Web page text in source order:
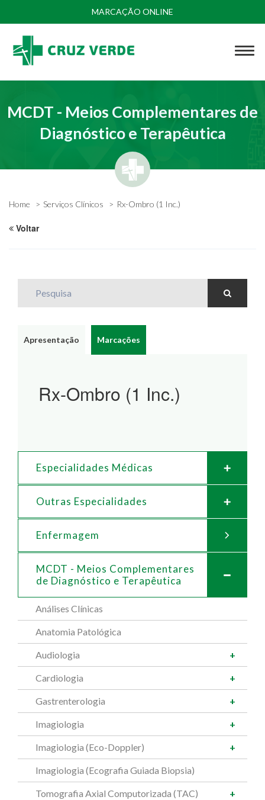
MARCAÇÃO ONLINE
MCDT - Meios Complementares de
Diagnóstico e Terapêutica
Home Serviços Clínicos Rx-Ombro (1 Inc.)
Voltar
Apresentação Marcações
Rx-Ombro (1 Inc.)
Especialidades Médicas
Outras Especialidades
Enfermagem
MCDT - Meios Complementares
de Diagnóstico e Terapêutica
Análises Clínicas
Anatomia Patológica
Audiologia
Cardiologia
Gastrenterologia
Imagiologia
Imagiologia (Eco-Doppler)
Imagiologia (Ecografia Guiada Biopsia)
Tomografia Axial Computorizada (TAC)